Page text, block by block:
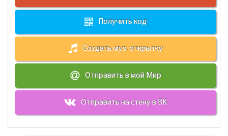
Получить код
Создать муз. открытку
Отправить в мой Мир
Отправить на стену в ВК